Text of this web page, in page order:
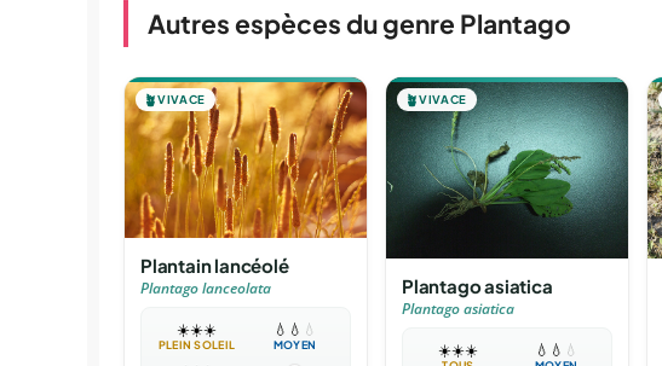
Autres espèces du genre Plantago
🪴VIVACE
Plantain lancéolé
Plantago lanceolata
☀️☀️☀️
PLEIN SOLEIL
💧 💧 💧
MOYEN
🪴VIVACE
Plantago asiatica
Plantago asiatica
☀️☀️☀️ 💧 💧 💧